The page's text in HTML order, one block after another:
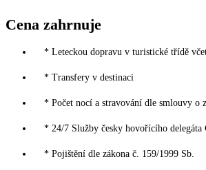
Cena zahrnuje
* Leteckou dopravu v turistické třídě
* Transfery v destinaci
* Počet nocí a stravování dle smlouvy o
* 24/7 Služby česky hovořícího delegáta
* Pojištění dle zákona č. 159/1999 Sb.